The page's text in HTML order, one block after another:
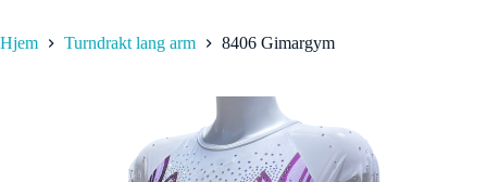
Hjem Turndrakt lang arm 8406 Gimargym